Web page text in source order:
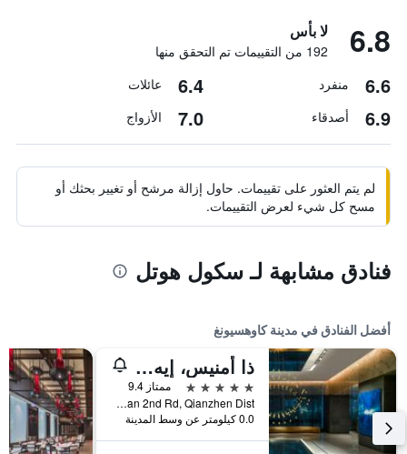
6.8 لا بأس
192 من التقييمات تم التحقق منها
6.6 منفرد 6.4 عائلات
6.9 أصدقاء 7.0 الأزواج
لم يتم العثور على تقييمات. حاول إزالة مرشح أو تغيير بحثك أو
مسح كل شيء لعرض التقييمات.
فنادق مشابهة لـ سكول هوتل
أفضل الفنادق في مدينة كاوهسيونغ
ذا أمنيس، إيه لاكشري كوليكشن هوتل، كاوهسيونج
5 نجوم
ممتاز 9.4
No.199, Zhongshan 2nd Rd, Qianzhen Dist., مدينة كاوهسيونغ, تايوان
0.0 كيلومتر عن وسط المدينة